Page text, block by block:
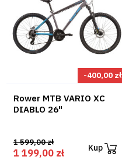
-400,00 zł
Rower MTB VARIO XC
DIABLO 26"
1 599,00 zł
1 199,00 zł Kup